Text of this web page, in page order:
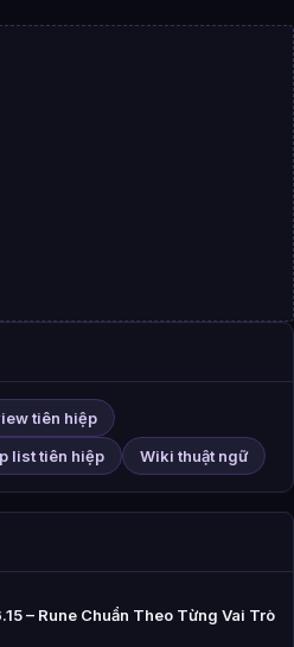
tiên hiệp
list tiên hiệp Wiki thuật ngữ
– Rune Chuẩn Theo Từng Vai Trò